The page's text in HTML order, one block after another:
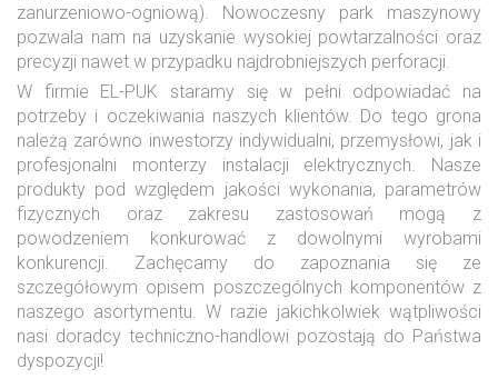
zanurzeniowo-ogniową). Nowoczesny park maszynowy
pozwala nam na uzyskanie wysokiej powtarzalności oraz
precyzji nawet w przypadku najdrobniejszych perforacji.
W firmie EL-PUK staramy się w pełni odpowiadać na
potrzeby i oczekiwania naszych klientów. Do tego grona
należą zarówno inwestorzy indywidualni, przemysłowi, jak i
profesjonalni monterzy instalacji elektrycznych. Nasze
produkty pod względem jakości wykonania, parametrów
fizycznych oraz zakresu zastosowań mogą z
powodzeniem konkurować z dowolnymi wyrobami
konkurencji. Zachęcamy do zapoznania się ze
szczegółowym opisem poszczególnych komponentów z
naszego asortymentu. W razie jakichkolwiek wątpliwości
nasi doradcy techniczno-handlowi pozostają do Państwa
dyspozycji!